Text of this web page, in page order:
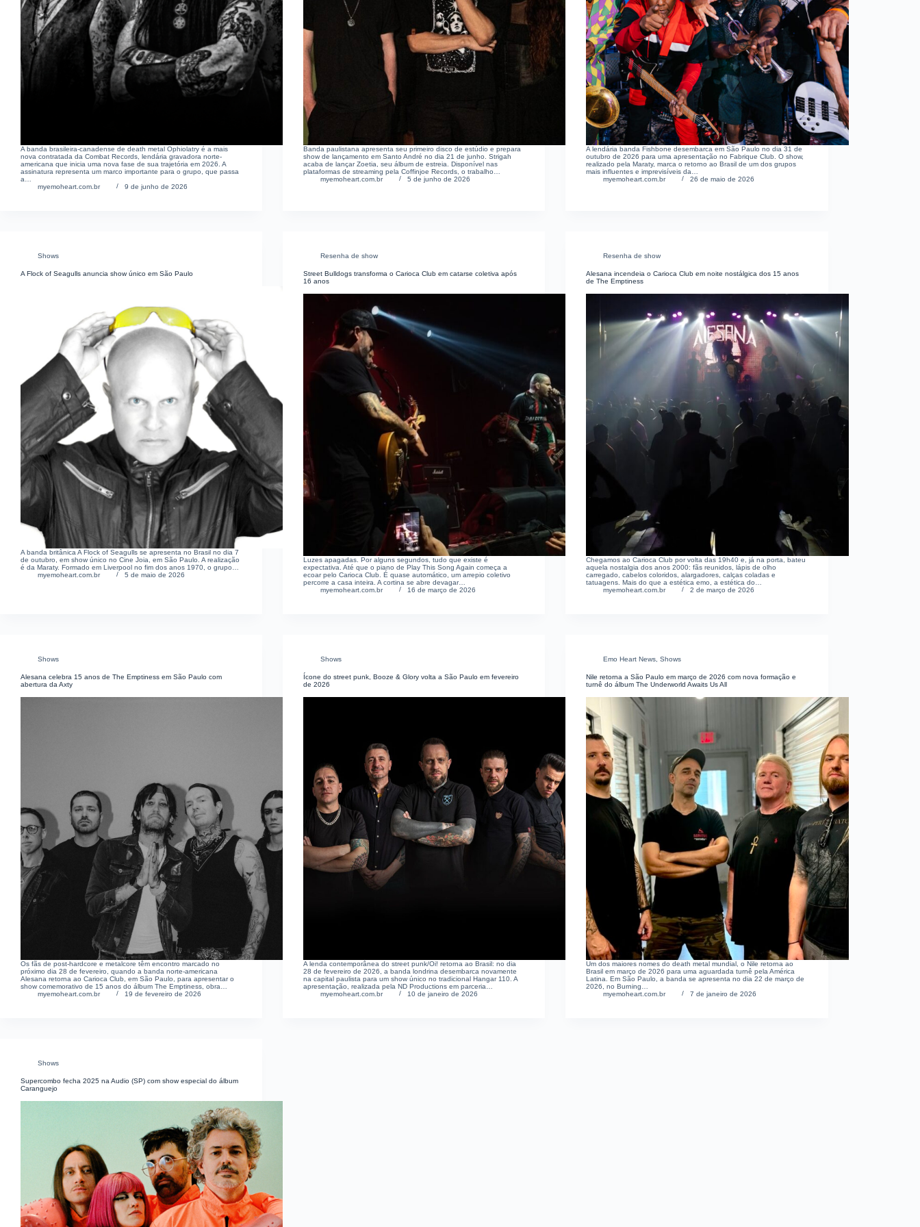
A banda brasileira-canadense de death metal Ophiolatry é a mais
nova contratada da Combat Records, lendária gravadora norte-
americana que inicia uma nova fase de sua trajetória em 2026. A
assinatura representa um marco importante para o grupo, que passa
a…
myemoheart.com.br
9 de junho de 2026
Banda paulistana apresenta seu primeiro disco de estúdio e prepara
show de lançamento em Santo André no dia 21 de junho. Strigah
acaba de lançar Zoetia, seu álbum de estreia. Disponível nas
plataformas de streaming pela Coffinjoe Records, o trabalho…
myemoheart.com.br
5 de junho de 2026
A lendária banda Fishbone desembarca em São Paulo no dia 31 de
outubro de 2026 para uma apresentação no Fabrique Club. O show,
realizado pela Maraty, marca o retorno ao Brasil de um dos grupos
mais influentes e imprevisíveis da…
myemoheart.com.br
26 de maio de 2026
Shows
A Flock of Seagulls anuncia show único em São Paulo
A banda britânica A Flock of Seagulls se apresenta no Brasil no dia 7
de outubro, em show único no Cine Joia, em São Paulo. A realização
é da Maraty. Formado em Liverpool no fim dos anos 1970, o grupo…
myemoheart.com.br
5 de maio de 2026
Resenha de show
Street Bulldogs transforma o Carioca Club em catarse coletiva após
16 anos
Luzes apagadas. Por alguns segundos, tudo que existe é
expectativa. Até que o piano de Play This Song Again começa a
ecoar pelo Carioca Club. É quase automático, um arrepio coletivo
percorre a casa inteira. A cortina se abre devagar…
myemoheart.com.br
16 de março de 2026
Resenha de show
Alesana incendeia o Carioca Club em noite nostálgica dos 15 anos
de The Emptiness
Chegamos ao Carioca Club por volta das 19h40 e, já na porta, bateu
aquela nostalgia dos anos 2000: fãs reunidos, lápis de olho
carregado, cabelos coloridos, alargadores, calças coladas e
tatuagens. Mais do que a estética emo, a estética do…
myemoheart.com.br
2 de março de 2026
Shows
Alesana celebra 15 anos de The Emptiness em São Paulo com
abertura da Axty
Os fãs de post-hardcore e metalcore têm encontro marcado no
próximo dia 28 de fevereiro, quando a banda norte-americana
Alesana retorna ao Carioca Club, em São Paulo, para apresentar o
show comemorativo de 15 anos do álbum The Emptiness, obra…
myemoheart.com.br
19 de fevereiro de 2026
Shows
Ícone do street punk, Booze & Glory volta a São Paulo em fevereiro
de 2026
A lenda contemporânea do street punk/Oi! retorna ao Brasil: no dia
28 de fevereiro de 2026, a banda londrina desembarca novamente
na capital paulista para um show único no tradicional Hangar 110. A
apresentação, realizada pela ND Productions em parceria…
myemoheart.com.br
10 de janeiro de 2026
Emo Heart News,Shows
Nile retorna a São Paulo em março de 2026 com nova formação e
turnê do álbum The Underworld Awaits Us All
Um dos maiores nomes do death metal mundial, o Nile retorna ao
Brasil em março de 2026 para uma aguardada turnê pela América
Latina. Em São Paulo, a banda se apresenta no dia 22 de março de
2026, no Burning…
myemoheart.com.br
7 de janeiro de 2026
Shows
Supercombo fecha 2025 na Audio (SP) com show especial do álbum
Caranguejo